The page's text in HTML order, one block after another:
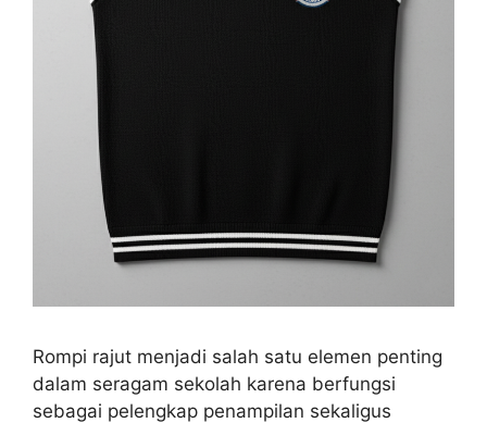
Rompi rajut menjadi salah satu elemen penting
dalam seragam sekolah karena berfungsi
sebagai pelengkap penampilan sekaligus